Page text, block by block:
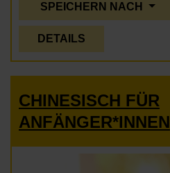
SPEICHERN NACH
DETAILS
CHINESISCH FÜR
ANFÄNGER*INNEN